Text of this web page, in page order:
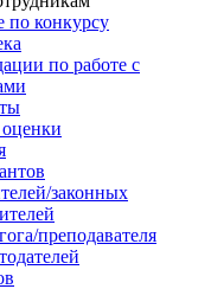
по конкурсу
по работе с
законных
преподавателя